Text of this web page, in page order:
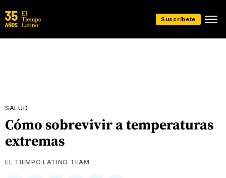
Suscríbete
SALUD
Cómo sobrevivir a temperaturas
extremas
EL TIEMPO LATINO TEAM